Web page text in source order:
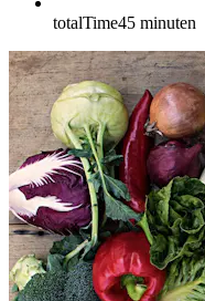
totalTime45 minuten